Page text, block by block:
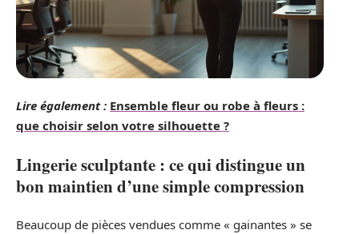
Lire également : Ensemble fleur ou robe à fleurs :
que choisir selon votre silhouette ?
Lingerie sculptante : ce qui distingue un
bon maintien d’une simple compression
Beaucoup de pièces vendues comme « gainantes » se